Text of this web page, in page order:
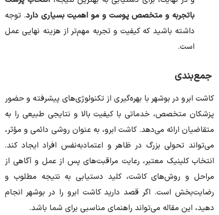
باتجربه و متخصص پوست و مو اهمیت بسیاری دارد. توجه
داشته باشید که کیفیت و تجربه مهم‌تر از هزینه نهایی عمل
است.
جمع‌بندی
کاشت ابرو در بوشهر با بهره‌گیری از تکنولوژی‌های پیشرفته و حضور
پزشکان متخصص، خدماتی با کیفیت بالا و نتایجی طبیعی را به
متقاضیان ارائه می‌دهد. کاشت ابرو، به عنوان روشی دائمی و مؤثر،
می‌تواند تحولی بزرگ در ظاهر و اعتمادبه‌نفس افراد ایجاد کند.
انتخاب کلینیک معتبر، رعایت مراقبت‌های پس از عمل و آگاهی از
مراحل و روش‌های کاشت، کلید دستیابی به نتیجه مطلوب و
رضایت‌بخش است. اگر قصد دارید کاشت ابرو را در بوشهر انجام
دهید، این مقاله می‌تواند راهنمای مناسبی برای شما باشد.